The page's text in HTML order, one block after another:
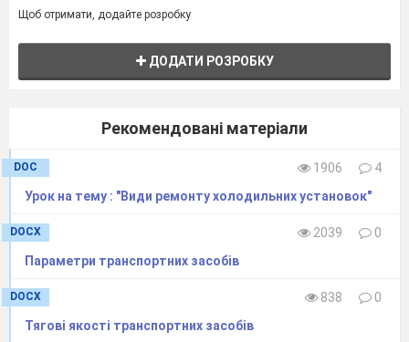
Розробила:Маркіна Ірина Геннадіївна
викладач
професійно -
педагогічне
звання „викладач - методист”
Компресор(от лат. compressio
Щоб отримати, додайте розробку
ДОДАТИ РОЗРОБКУ
Рекомендовані матеріали
DOC 1906
4
Урок на тему : "Види ремонту холодильних установок"
DOCX 2039
0
Параметри транспортних засобів
DOCX 838
0
Тягові якості транспортних засобів